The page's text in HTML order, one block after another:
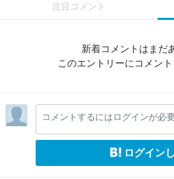
注目コメント
新着コメントはまだ
このエントリーにコメント
コメントするにはログインが必
ログイン